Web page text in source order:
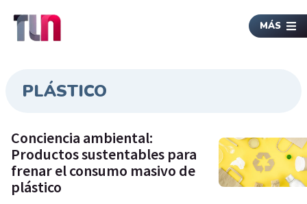
MÁS
PLÁSTICO
Conciencia ambiental:
Productos sustentables para
frenar el consumo masivo de
plástico